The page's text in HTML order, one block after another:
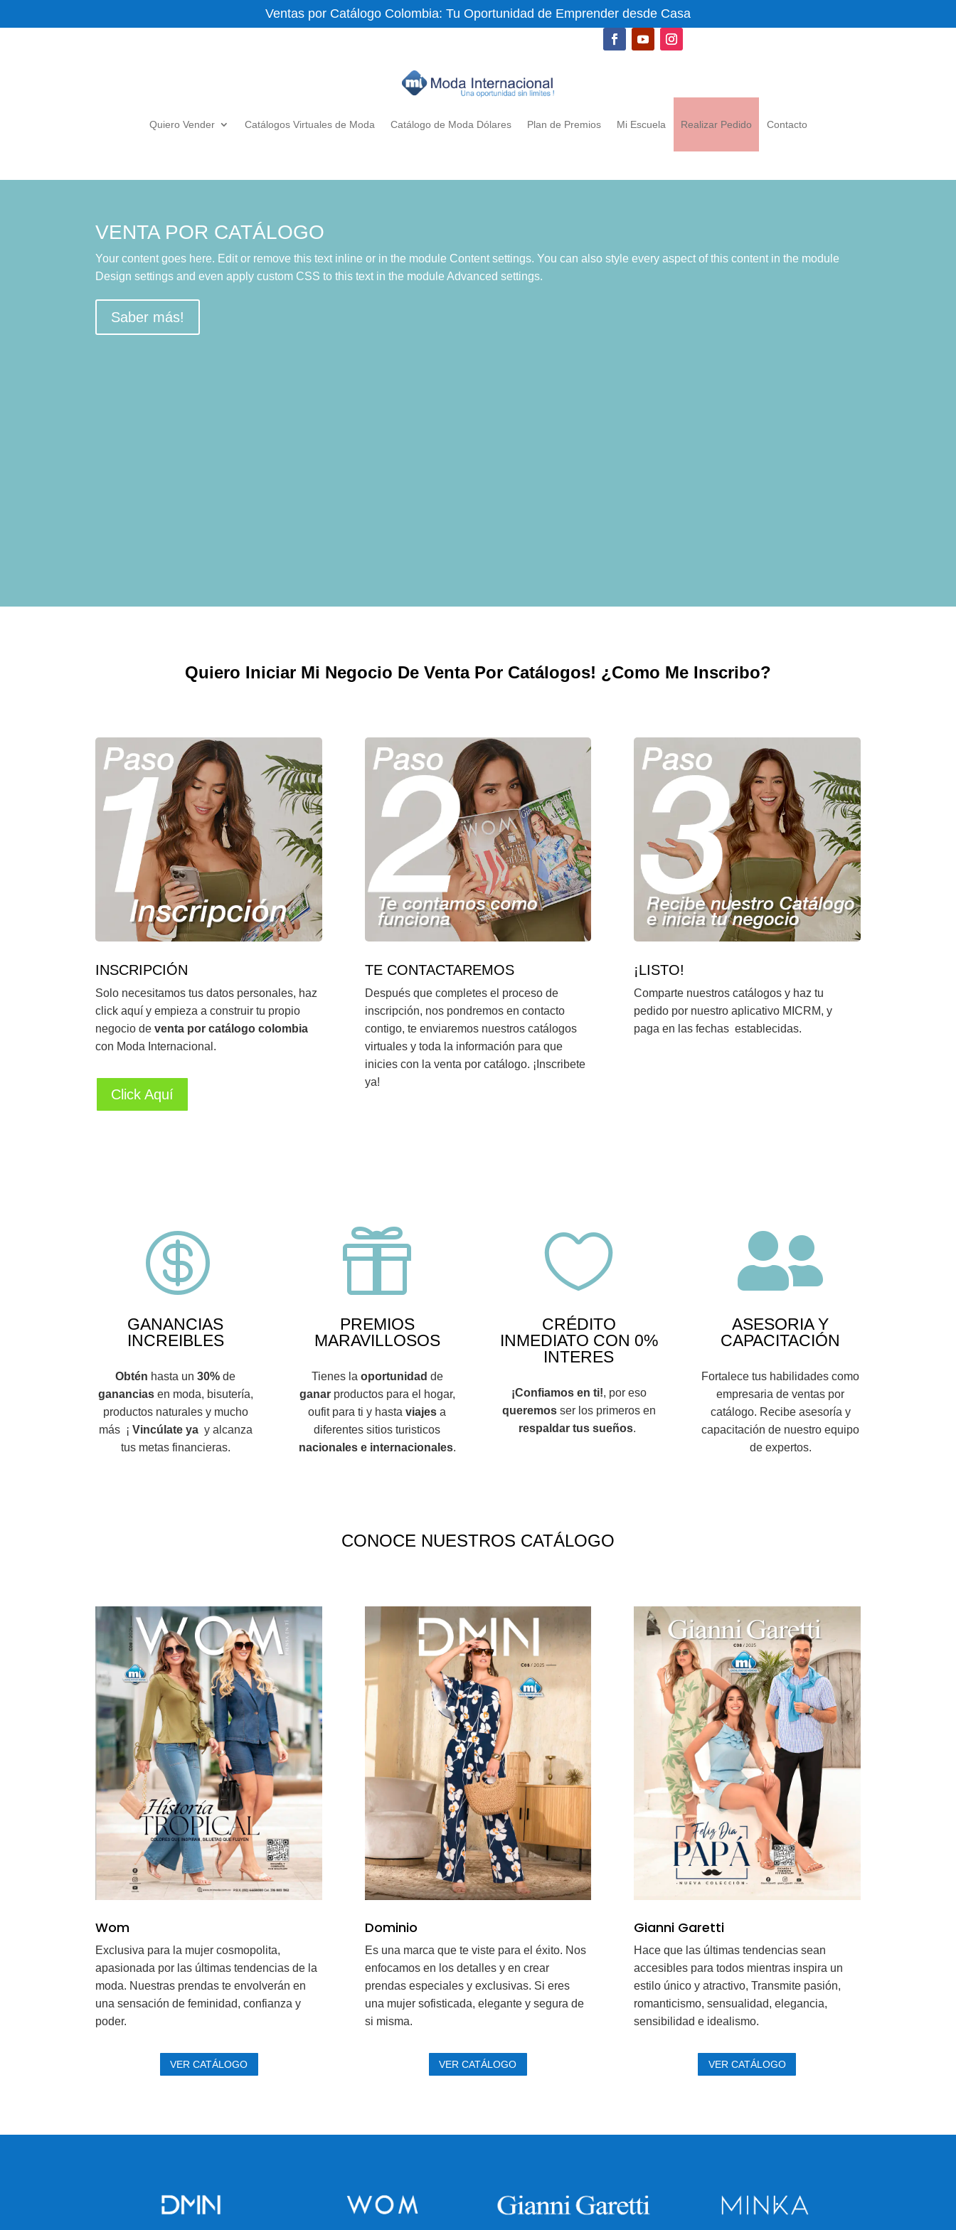
Ventas por Catálogo Colombia: Tu Oportunidad de Emprender desde Casa
Quiero Vender Catálogos Virtuales de Moda Catálogo de Moda Dólares Plan de Premios Mi Escuela Realizar Pedido Contacto
VENTA POR CATÁLOGO
Your content goes here. Edit or remove this text inline or in the module Content settings. You can also style every aspect of this content in the module
Design settings and even apply custom CSS to this text in the module Advanced settings.
Saber más!
Quiero Iniciar Mi Negocio De Venta Por Catálogos! ¿Como Me Inscribo?
INSCRIPCIÓN
Solo necesitamos tus datos personales, haz
click aquí y empieza a construir tu propio
negocio deventa por catálogo colombia
con Moda Internacional.
Click Aquí
TE CONTACTAREMOS
Después que completes el proceso de
inscripción, nos pondremos en contacto
contigo, te enviaremos nuestros catálogos
virtuales y toda la información para que
inicies con la venta por catálogo. ¡Inscribete
ya!
¡LISTO!
Comparte nuestros catálogos y haz tu
pedido por nuestro aplicativo MICRM, y
paga en las fechas establecidas.

GANANCIAS
INCREIBLES
Obtén hasta un30% de
gananciasen moda, bisutería,
productos naturales y mucho
más ¡ Vincúlate yay alcanza
tus metas financieras.

PREMIOS
MARAVILLOSOS
Tienes la oportunidad de
ganarproductos para el hogar,
oufit para ti y hastaviajes a
diferentes sitios turisticos
nacionales e internacionales.

CRÉDITO
INMEDIATO CON 0%
INTERES
¡Confiamos en ti!, por eso
queremosser los primeros en
respaldar tus sueños.

ASESORIA Y
CAPACITACIÓN
Fortalece tus habilidades como
empresaria de ventas por
catálogo. Recibe asesoría y
capacitación de nuestro equipo
de expertos.
CONOCE NUESTROS CATÁLOGO
Wom
Exclusiva para la mujer cosmopolita,
apasionada por las últimas tendencias de la
moda. Nuestras prendas te envolverán en
una sensación de feminidad, confianza y
poder.
VER CATÁLOGO
Dominio
Es una marca que te viste para el éxito. Nos
enfocamos en los detalles y en crear
prendas especiales y exclusivas. Si eres
una mujer sofisticada, elegante y segura de
si misma.
VER CATÁLOGO
Gianni Garetti
Hace que las últimas tendencias sean
accesibles para todos mientras inspira un
estilo único y atractivo, Transmite pasión,
romanticismo, sensualidad, elegancia,
sensibilidad e idealismo.
VER CATÁLOGO